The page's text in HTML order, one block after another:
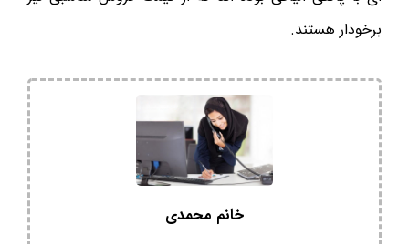
برخودار هستند.
خانم محمدی